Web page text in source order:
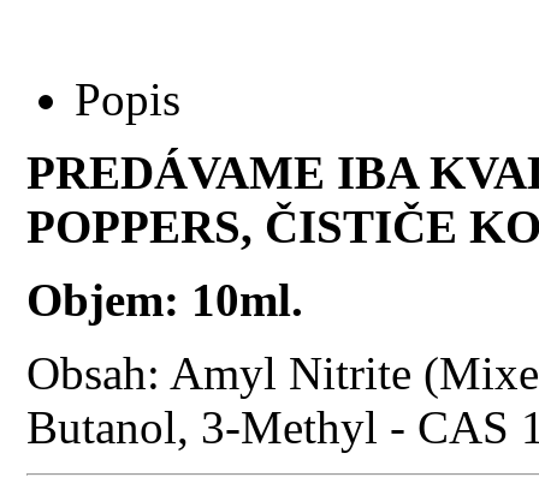
Popis
PREDÁVAME IBA
POPPERS, ČISTIČE
Objem: 10ml.
Obsah: Amyl Nitrite
Butanol, 3-Methyl - CAS